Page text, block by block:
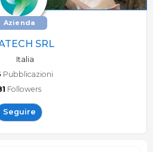
Azienda
SRL
Italia
Pubblicazioni
Followers
Seguire